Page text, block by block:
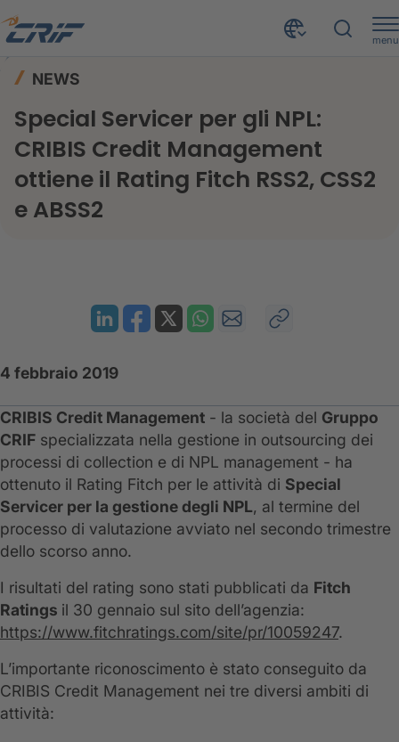
menu
NEWS
Special Servicer per gli NPL:
CRIBIS Credit Management
ottiene il Rating Fitch RSS2, CSS2
e ABSS2
4 febbraio 2019
CRIBIS Credit Management - la società del Gruppo
CRIF specializzata nella gestione in outsourcing dei
processi di collection e di NPL management - ha
ottenuto il Rating Fitch per le attività di Special
Servicer per la gestione degli NPL, al termine del
processo di valutazione avviato nel secondo trimestre
dello scorso anno.
I risultati del rating sono stati pubblicati da Fitch
Ratings il 30 gennaio sul sito dell’agenzia:
https://www.fitchratings.com/site/pr/10059247.
L’importante riconoscimento è stato conseguito da
CRIBIS Credit Management nei tre diversi ambiti di
attività: